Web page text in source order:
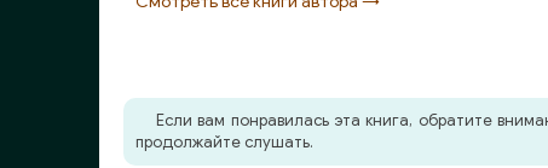
01_11_01_Baron_Drogo_razvlekaetsya
Если вам понравилась эта книга, обратите
продолжайте слушать.